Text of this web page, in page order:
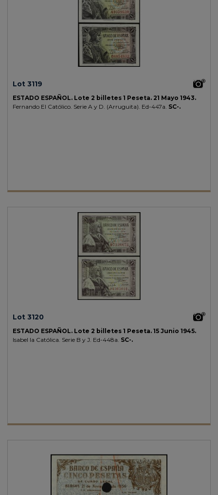
Lot 3119
ESTADO ESPAÑOL. Lote 2 billetes 1 Peseta. 21 Mayo 1943.
Fernando El Católico. Serie A y D. (Arruguita). Ed-447a. SC-.
Lot 3120
ESTADO ESPAÑOL. Lote 2 billetes 1 Peseta. 15 Junio 1945.
Isabel la Católica. Serie B y J. Ed-448a. SC-.